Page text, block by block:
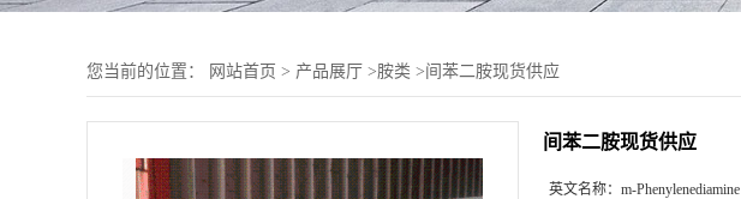
您当前的位置： 网站首页 > 产品展厅 >胺类 >间苯二胺现货供应
间苯二胺现货供应
英文名称： m-Phenylenediamine